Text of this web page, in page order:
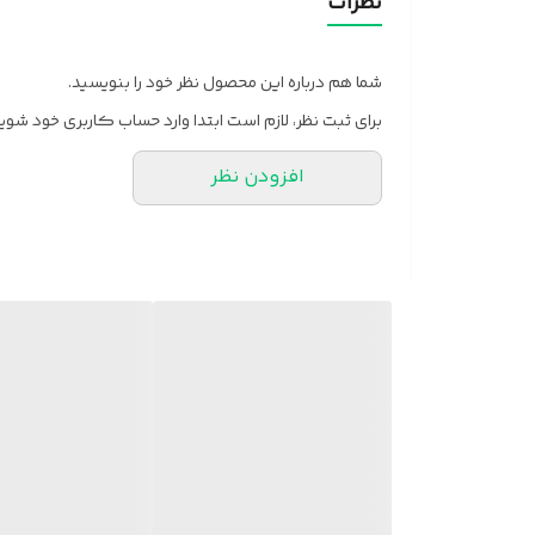
شما هم درباره این محصول نظر خود را بنویسید.
برای ثبت نظر، لازم است ابتدا وارد حساب کاربری خود
افزودن نظر